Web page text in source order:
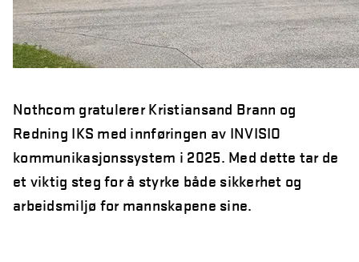
Nothcom gratulerer Kristiansand Brann og
Redning IKS med innføringen av INVISIO
kommunikasjonssystem i 2025. Med dette tar de
et viktig steg for å styrke både sikkerhet og
arbeidsmiljø for mannskapene sine.